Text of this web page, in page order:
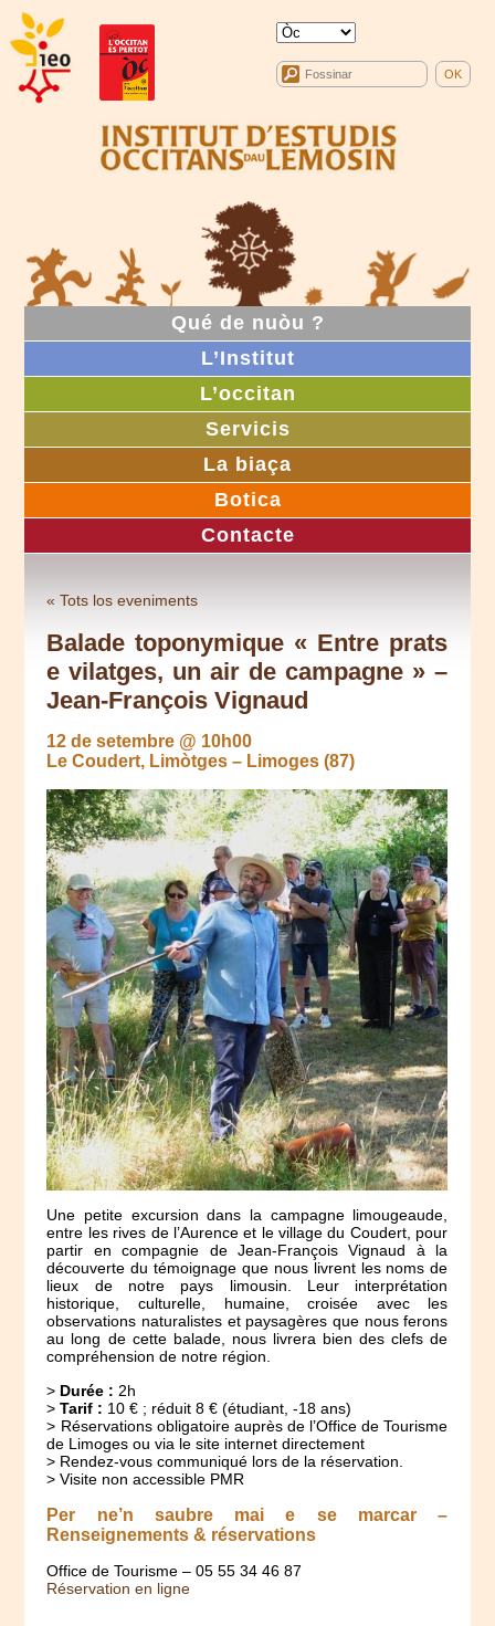
Qué de nuòu ?
L’Institut
L’occitan
Servicis
La biaça
Botica
Contacte
« Tots los eveniments
Balade toponymique « Entre prats
e vilatges, un air de campagne » –
Jean-François Vignaud
12 de setembre @ 10h00
Le Coudert, Limòtges – Limoges (87)
Une petite excursion dans la campagne limougeaude,
entre les rives de l’Aurence et le village du Coudert, pour
partir en compagnie de Jean-François Vignaud à la
découverte du témoignage que nous livrent les noms de
lieux de notre pays limousin. Leur interprétation
historique, culturelle, humaine, croisée avec les
observations naturalistes et paysagères que nous ferons
au long de cette balade, nous livrera bien des clefs de
compréhension de notre région.
> Durée : 2h
>Tarif : 10 € ; réduit 8 € (étudiant, -18 ans)
> Réservations obligatoire auprès de l’Office de Tourisme
de Limoges ou via le site internet directement
> Rendez-vous communiqué lors de la réservation.
> Visite non accessible PMR
Per ne’n saubre mai e se marcar –
Renseignements & réservations
Office de Tourisme – 05 55 34 46 87
Réservation en ligne